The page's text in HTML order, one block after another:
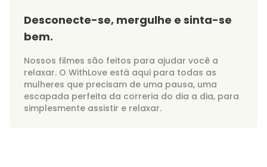
Desconecte-se, mergulhe e sinta-se
bem.
Nossos filmes são feitos para ajudar você a
relaxar. O WithLove está aqui para todas as
mulheres que precisam de uma pausa, uma
escapada perfeita da correria do dia a dia, para
simplesmente assistir e relaxar.